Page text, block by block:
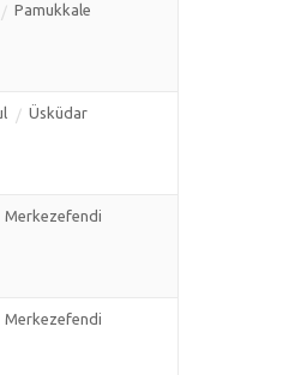
Pamukkale
Üsküdar
Merkezefendi
Merkezefendi